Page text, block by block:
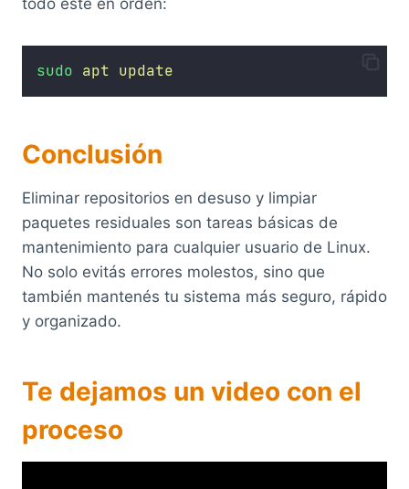
sudo apt update
Conclusión
Eliminar repositorios en desuso y limpiar
paquetes residuales son tareas básicas de
mantenimiento para cualquier usuario de Linux.
No solo evitás errores molestos, sino que
también mantenés tu sistema más seguro, rápido
y organizado.
Te dejamos un video con el
proceso